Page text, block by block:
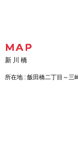
MAP
新川橋
所在地 : 飯田橋二丁目～三